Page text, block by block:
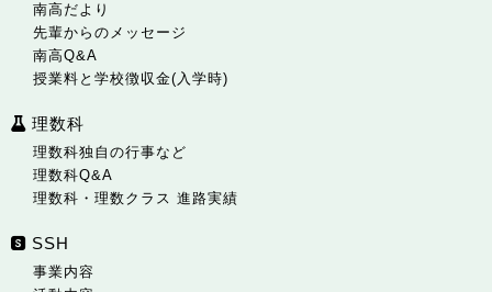
南高だより
先輩からのメッセージ
南高Q&A
授業料と学校徴収金(入学時)
理数科
理数科独自の行事など
理数科Q&A
理数科・理数クラス 進路実績
SSH
事業内容